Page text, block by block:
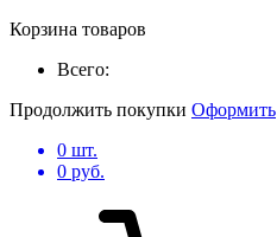
Корзина товаров
Всего:
Продолжить покупки Оформить
0 шт.
0 руб.